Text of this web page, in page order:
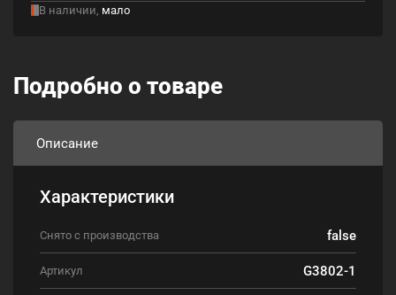
В наличии, мало
Подробно о товаре
Описание
Характеристики
Снято с производства false
Артикул G3802-1